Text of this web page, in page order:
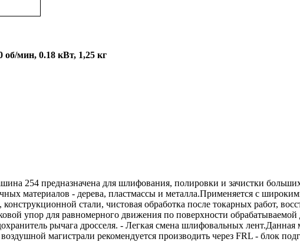
об/мин, 0.18 кВт, 1,25 кг
254 предназначена для шлифования, полировки и зачистки
материалов - дерева, пластмассы и металла.Применяется с
стали, чистовая обработка после токарных работ,
упор для равномерного движения по поверхности
рычага дросселя. - Легкая смена шлифовальных лент.Данная
магистрали рекомендуется производить через FRL - блок